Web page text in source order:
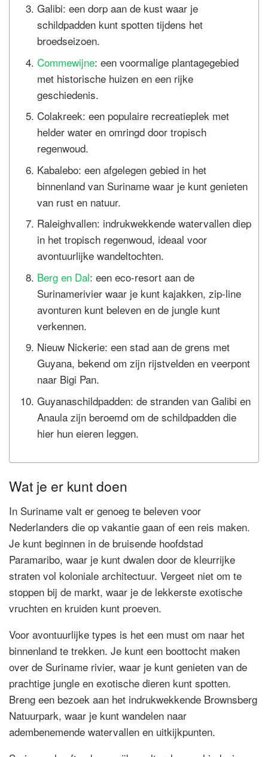
Galibi: een dorp aan de kust waar je
schildpadden kunt spotten tijdens het
broedseizoen.
Commewijne: een voormalige plantagegebied
met historische huizen en een rijke
geschiedenis.
Colakreek: een populaire recreatieplek met
helder water en omringd door tropisch
regenwoud.
Kabalebo: een afgelegen gebied in het
binnenland van Suriname waar je kunt genieten
van rust en natuur.
Raleighvallen: indrukwekkende watervallen diep
in het tropisch regenwoud, ideaal voor
avontuurlijke wandeltochten.
Berg en Dal: een eco-resort aan de
Surinamerivier waar je kunt kajakken, zip-line
avonturen kunt beleven en de jungle kunt
verkennen.
Nieuw Nickerie: een stad aan de grens met
Guyana, bekend om zijn rijstvelden en veerpont
naar Bigi Pan.
Guyanaschildpadden: de stranden van Galibi en
Anaula zijn beroemd om de schildpadden die
hier hun eieren leggen.
Wat je er kunt doen
In Suriname valt er genoeg te beleven voor
Nederlanders die op vakantie gaan of een reis maken.
Je kunt beginnen in de bruisende hoofdstad
Paramaribo, waar je kunt dwalen door de kleurrijke
straten vol koloniale architectuur. Vergeet niet om te
stoppen bij de markt, waar je de lekkerste exotische
vruchten en kruiden kunt proeven.
Voor avontuurlijke types is het een must om naar het
binnenland te trekken. Je kunt een boottocht maken
over de Suriname rivier, waar je kunt genieten van de
prachtige jungle en exotische dieren kunt spotten.
Breng een bezoek aan het indrukwekkende Brownsberg
Natuurpark, waar je kunt wandelen naar
adembenemende watervallen en uitkijkpunten.